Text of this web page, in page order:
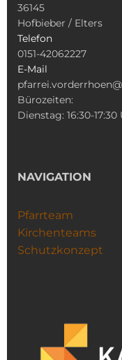
36145
Hofbieber / Elters
Telefon
0151-42062227
E-Mail
Bürozeiten:
Dienstag: 16:30-17:30
NAVIGATION
Pfarrteam
Kirchenteams
Schutzkonzept